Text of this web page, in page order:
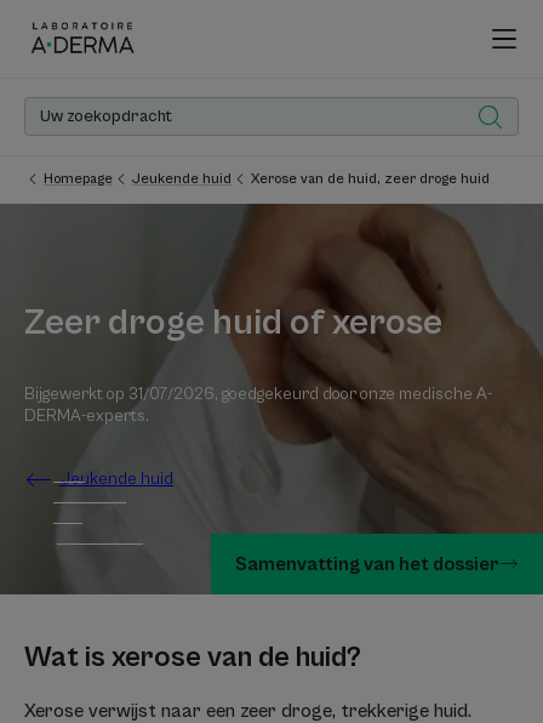
Homepage Jeukende huid Xerose van de huid, zeer droge huid
Zeer droge huid of xerose
Bijgewerkt op 31/07/2026, goedgekeurd dooronze medische A-
DERMA-experts.
Jeukende huid
Samenvatting van het dossier
Wat is xerose van de huid?
Xerose verwijst naar een zeer droge, trekkerige huid.